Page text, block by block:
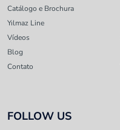
Catálogo e Brochura
Yılmaz Line
Vídeos
Blog
Contato
FOLLOW US